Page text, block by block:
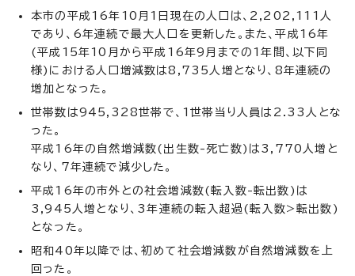
本市の平成16年10月1日現在の人口は、2,202,111人
であり、6年連続で最大人口を更新した。また、平成16年
(平成15年10月から平成16年9月までの1年間、以下同
様)における人口増減数は8,735人増となり、8年連続の
増加となった。
世帯数は945,328世帯で、1世帯当り人員は2.33人とな
った。
平成16年の自然増減数(出生数-死亡数)は3,770人増と
なり、7年連続で減少した。
平成16年の市外との社会増減数(転入数-転出数)は
3,945人増となり、3年連続の転入超過(転入数>転出数)
となった。
昭和40年以降では、初めて社会増減数が自然増減数を上
回った。